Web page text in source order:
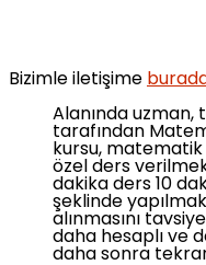
Bizimle iletişime
Alanında
tarafından
kursu,
özel ders
dakika ders 10
şeklinde
alınmasını
daha hesaplı ve
daha sonra